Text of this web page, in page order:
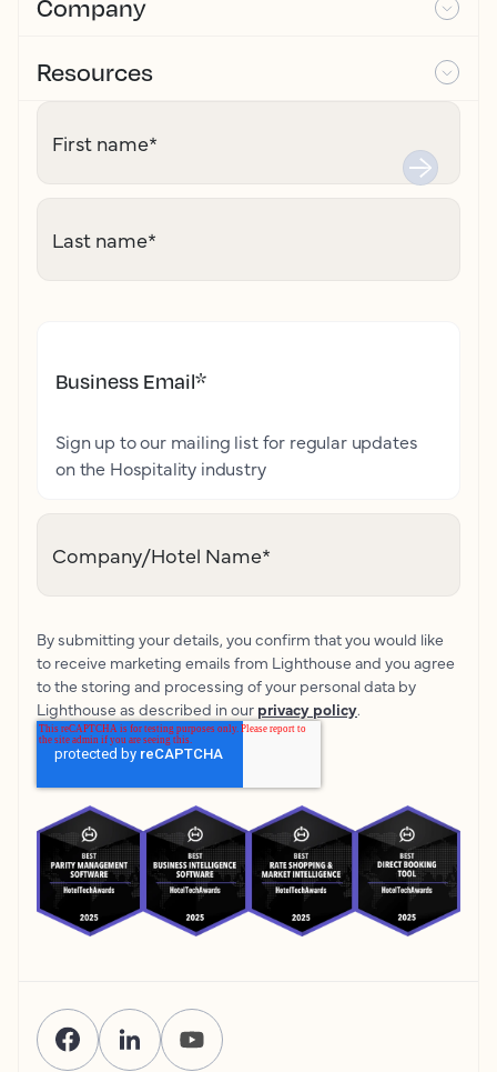
Company
Resources
First name*
Last name*
Business Email*
Sign up to our mailing list for regular updates
on the Hospitality industry
Company/Hotel Name*
By submitting your details, you confirm that you would like
to receive marketing emails from Lighthouse and you agree
to the storing and processing of your personal data by
Lighthouse as described in our privacy policy.